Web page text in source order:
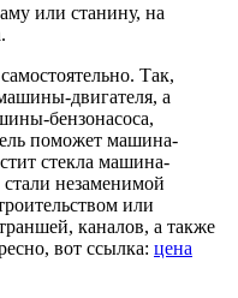
или станину, на
Так,
двигателя, а
бензонасоса,
поможет машина-
стекла машина-
стали незаменимой
или
каналов, а также
вот ссылка: цена